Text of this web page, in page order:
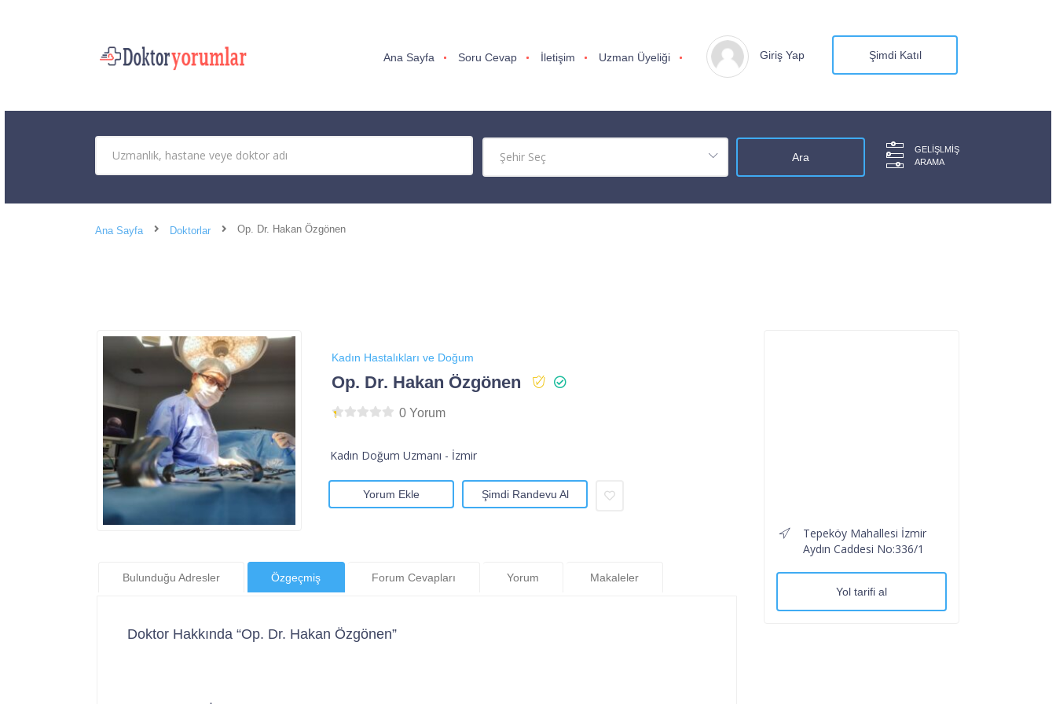
Ana Sayfa Soru Cevap İletişim Uzman Üyeliği Giriş Yap Şimdi Katıl
GELIŞLMIŞ
ARAMA
Ana Sayfa Doktorlar Op. Dr. Hakan Özgönen
Kadın Hastalıkları ve Doğum
Op. Dr. Hakan Özgönen
0 Yorum
Kadın Doğum Uzmanı - İzmir
Yorum Ekle Şimdi Randevu Al
Bulunduğu Adresler Özgeçmiş Forum Cevapları Yorum Makaleler
Doktor Hakkında “Op. Dr. Hakan Özgönen”
Tepeköy Mahallesi İzmir
Aydın Caddesi No:336/1
Yol tarifi al